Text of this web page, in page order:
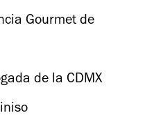
Castellanos
Gourmet de
de la CDMX